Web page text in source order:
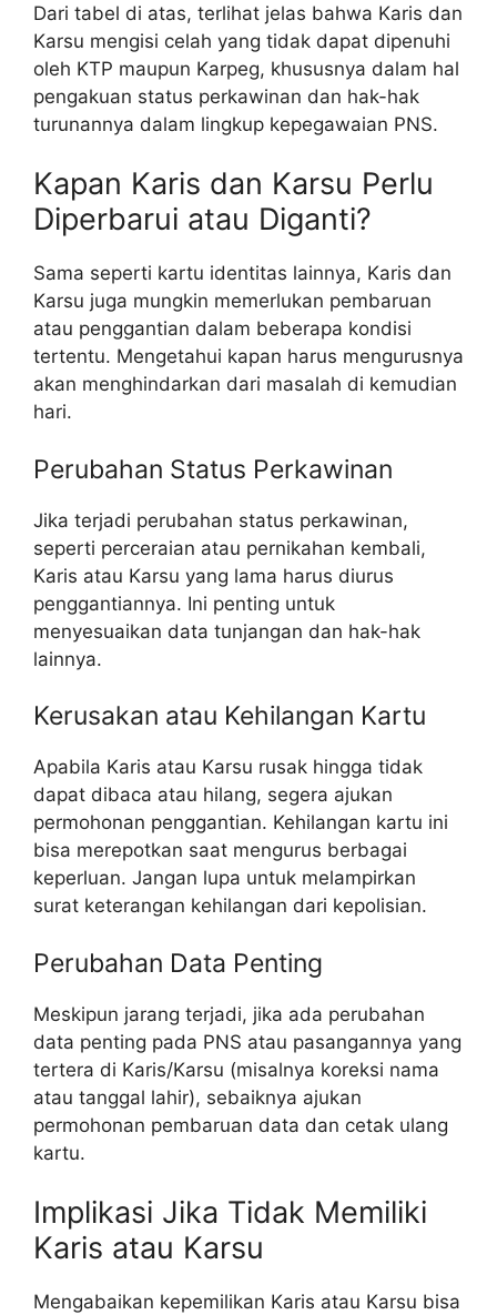
Dari tabel di atas, terlihat jelas bahwa Karis dan
Karsu mengisi celah yang tidak dapat dipenuhi
oleh KTP maupun Karpeg, khususnya dalam hal
pengakuan status perkawinan dan hak-hak
turunannya dalam lingkup kepegawaian PNS.
Kapan Karis dan Karsu Perlu
Diperbarui atau Diganti?
Sama seperti kartu identitas lainnya, Karis dan
Karsu juga mungkin memerlukan pembaruan
atau penggantian dalam beberapa kondisi
tertentu. Mengetahui kapan harus mengurusnya
akan menghindarkan dari masalah di kemudian
hari.
Perubahan Status Perkawinan
Jika terjadi perubahan status perkawinan,
seperti perceraian atau pernikahan kembali,
Karis atau Karsu yang lama harus diurus
penggantiannya. Ini penting untuk
menyesuaikan data tunjangan dan hak-hak
lainnya.
Kerusakan atau Kehilangan Kartu
Apabila Karis atau Karsu rusak hingga tidak
dapat dibaca atau hilang, segera ajukan
permohonan penggantian. Kehilangan kartu ini
bisa merepotkan saat mengurus berbagai
keperluan. Jangan lupa untuk melampirkan
surat keterangan kehilangan dari kepolisian.
Perubahan Data Penting
Meskipun jarang terjadi, jika ada perubahan
data penting pada PNS atau pasangannya yang
tertera di Karis/Karsu (misalnya koreksi nama
atau tanggal lahir), sebaiknya ajukan
permohonan pembaruan data dan cetak ulang
kartu.
Implikasi Jika Tidak Memiliki
Karis atau Karsu
Mengabaikan kepemilikan Karis atau Karsu bisa